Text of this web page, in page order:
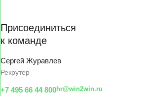
Присоединиться
к команде
Сергей Журавлев
Рекрутер
+7 495 66 44 800hr@win2win.ru